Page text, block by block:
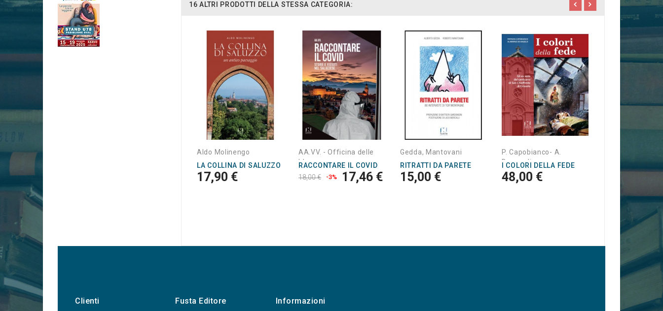
16 ALTRI PRODOTTI DELLA STESSA CATEGORIA:
Aldo Molinengo
LA COLLINA DI SALUZZO
17,90 €
AA.VV. - Officina delle
Idee
RACCONTARE IL COVID
18,00 €
-3% 17,46 €
Gedda, Mantovani
RITRATTI DA PARETE
15,00 €
P. Capobianco- A.
Deangelis
I COLORI DELLA FEDE
48,00 €
Giorgio Di
Clienti Fusta Editore Informazioni